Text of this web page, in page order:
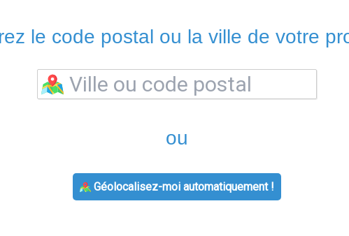
le code postal ou la ville de votre
ou
Géolocalisez-moi automatiquement !